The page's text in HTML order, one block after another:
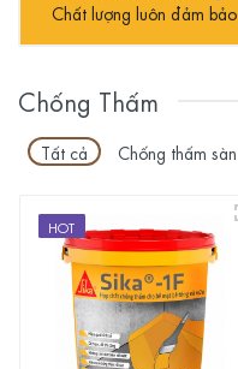
Chất lượng luôn đảm bảo
Chống Thấm
Tất cả Chống thấm sàn
HOT